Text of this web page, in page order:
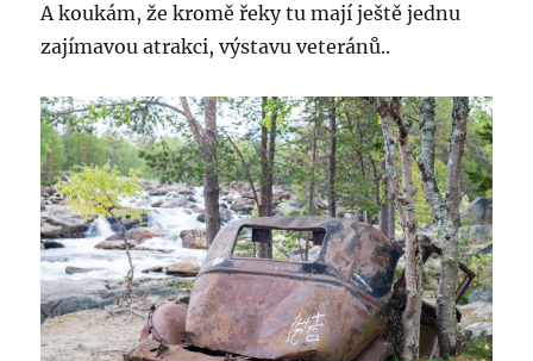
A koukám, že kromě řeky tu mají ještě jednu
zajímavou atrakci, výstavu veteránů..